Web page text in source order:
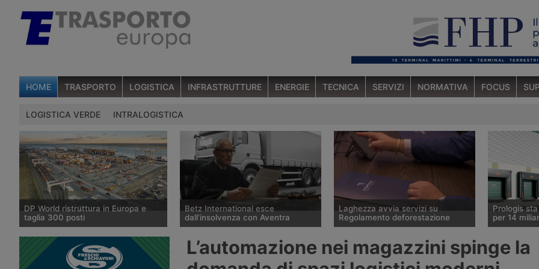
HOME TRASPORTO LOGISTICA INFRASTRUTTURE ENERGIE TECNICA SERVIZI NORMATIVA FOCUS
LOGISTICA VERDE INTRALOGISTICA
DP World ristruttura in Europa e
taglia 300 posti
DP World conferma trecento esuberi
nelle attività europee dopo l’uscita di
tre dirigenti senior, mentre Londra e
Betz International esce
dall’insolvenza con Aventra
storico spedizioniere tedesco Betz
Laghezza avvia servizi su
Regolamento deforestazione
deforestazione Eudr entrerà in
vigore il 30 dicembre 2026.
Prologis
per 14
operatore
logistici, ha
L’automazione nei magazzini spinge la